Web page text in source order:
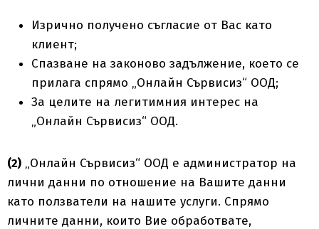
Изрично получено съгласие от Вас като
клиент;
Спазване на законово задължение, което се
прилага спрямо „Онлайн Сървисиз“ ООД;
За целите на легитимния интерес на
„Онлайн Сървисиз“ ООД.
(2) „Онлайн Сървисиз“ ООД е администратор на
лични данни по отношение на Вашите данни
като ползватели на нашите услуги. Спрямо
личните данни, които Вие обработвате,